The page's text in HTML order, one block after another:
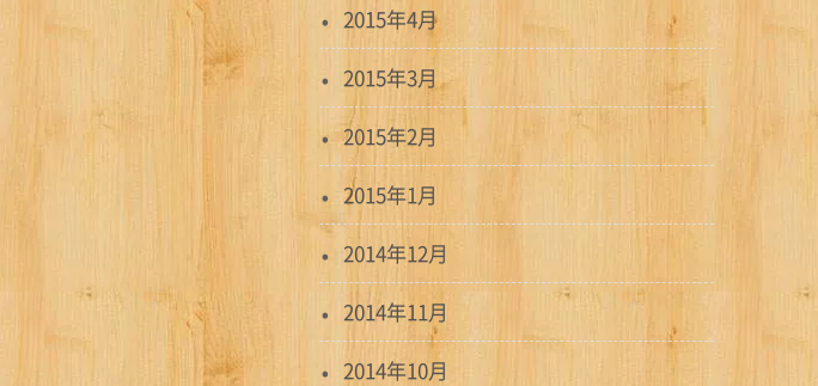
2015年4月
2015年3月
2015年2月
2015年1月
2014年12月
2014年11月
2014年10月